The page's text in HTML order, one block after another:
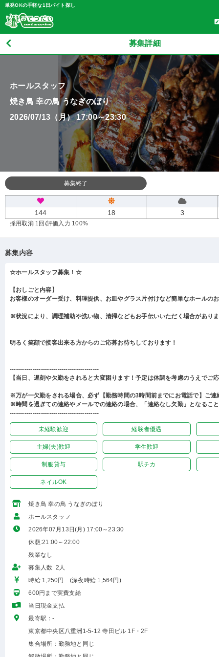
単発OKの手軽な1日バイト探し
募集詳細
ホールスタッフ
焼き鳥 幸の鳥 うなぎのぼり
2026/07/13（月） 17:00～23:30
募集終了
144 18 3
採用取消 1回 /評価入力 100%
募集内容
☆ホールスタッフ募集！☆
【おしごと内容】
お客様のオーダー受け、料理提供、お皿やグラス片付けなど簡単なホールの
※状況により、調理補助や洗い物、清掃などもお手伝いいただく場合があり
明るく笑顔で接客出来る方からのご応募お待ちしております！
-------------------------------------------
【当日、遅刻や欠勤をされると大変困ります！予定は体調を考慮のうえでご
※万が一欠勤をされる場合、必ず【勤務時間の3時間前までにお電話で】ご連
※時間を過ぎての連絡やメールでの連絡の場合、「連絡なし欠勤」となるこ
-------------------------------------------
未経験歓迎 経験者優遇
主婦(夫)歓迎 学生歓迎
制服貸与 駅チカ
ネイルOK
焼き鳥 幸の鳥 うなぎのぼり
ホールスタッフ
2026年07月13日(月) 17:00～23:30
休憩:21:00～22:00
残業なし
募集人数 2人
時給 1,250円 (深夜時給 1,564円)
600円まで実費支給
当日現金支払
最寄駅：-
東京都中央区八重洲1-5-12 寺田ビル 1F・2F
集合場所：勤務地と同じ